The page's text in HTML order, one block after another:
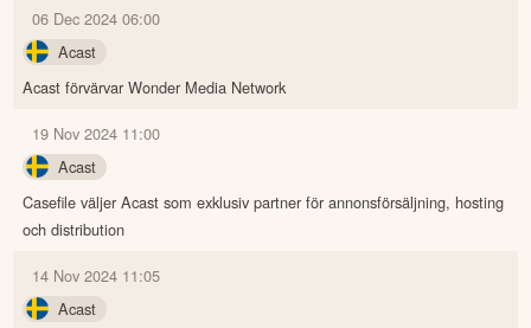
06 Dec 2024 06:00
Acast
Acast förvärvar Wonder Media Network
19 Nov 2024 11:00
Acast
Casefile väljer Acast som exklusiv partner för annonsförsäljning, hosting
och distribution
14 Nov 2024 11:05
Acast